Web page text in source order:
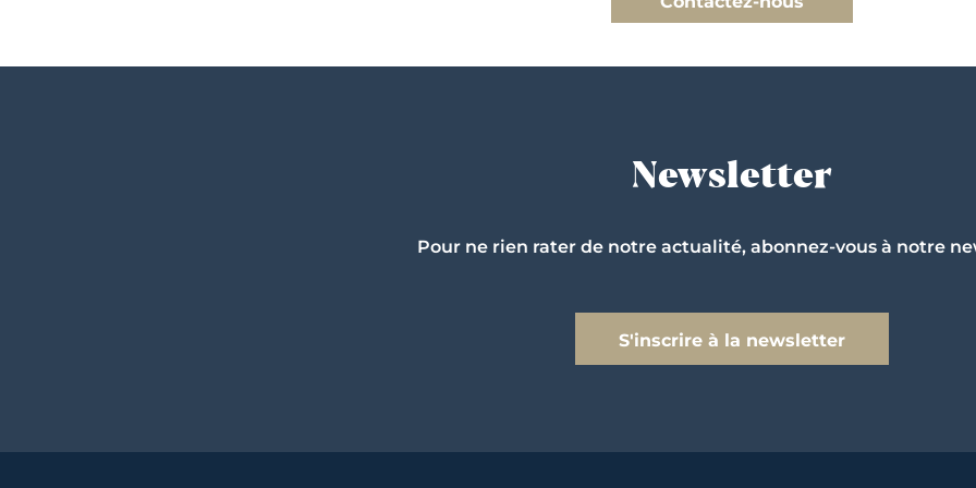
Newsletter
Pour ne rien rater de notre actualité, abonnez-vous à notre
S'inscrire à la newsletter